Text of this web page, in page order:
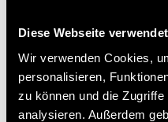
Diese Webseite
Wir verwenden Cookies,
personalisieren,
zu können und die
analysieren. Außerdem